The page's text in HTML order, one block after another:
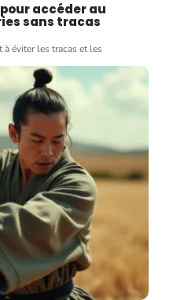
accéder au
sans tracas
éviter les tracas et les